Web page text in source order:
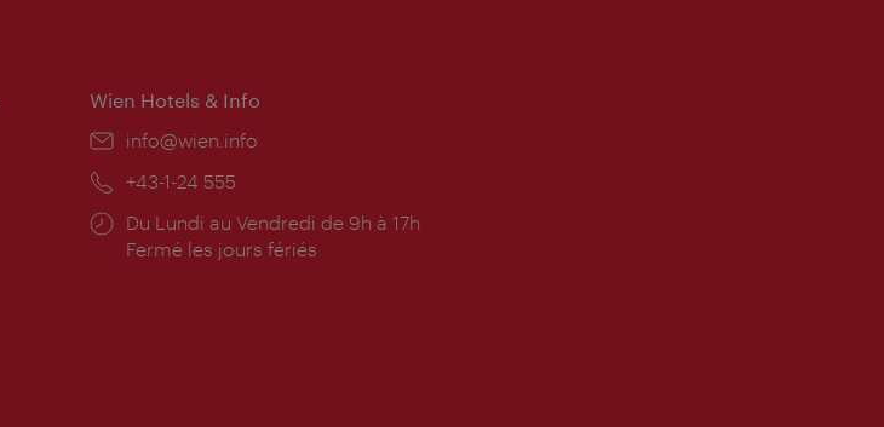
Wien Hotels & Info
E-
info@wien.info
Téléphone:
+43-1-24 555
Horaires
d'ouverture:
Du Lundi au Vendredi de 9h à 17h
Fermé les jours fériés